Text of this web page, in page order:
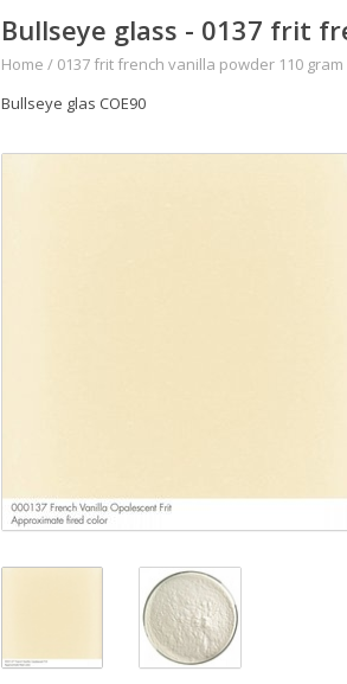
Bullseye glass - 0137 frit
Home / 0137 frit french vanilla powder 110 gram
Bullseye glas COE90